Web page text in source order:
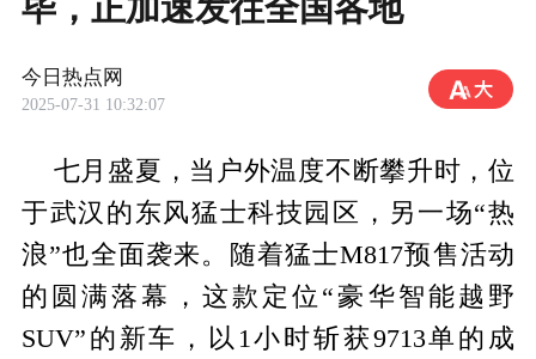
毕，正加速发往全国各地
今日热点网
2025-07-31 10:32:07
七月盛夏，当户外温度不断攀升时，位
于武汉的东风猛士科技园区，另一场“热
浪”也全面袭来。随着猛士M817预售活动
的圆满落幕，这款定位“豪华智能越野
SUV”的新车，以1小时斩获9713单的成